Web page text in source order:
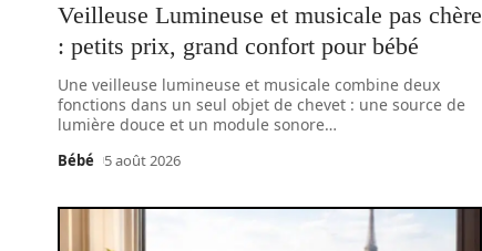
Veilleuse Lumineuse et musicale pas chère
: petits prix, grand confort pour bébé
Une veilleuse lumineuse et musicale combine deux
fonctions dans un seul objet de chevet : une source de
lumière douce et un module sonore…
Bébé 5 août 2026